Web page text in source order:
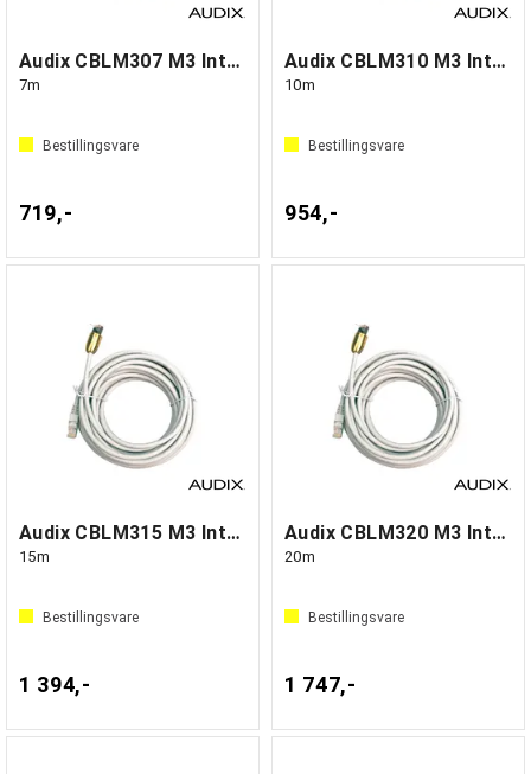
Audix CBLM307 M3 Interface cable, CAT 7
7m
Bestillingsvare
719,-
Audix CBLM310 M3 Interface cable, CAT 7
10m
Bestillingsvare
954,-
Audix CBLM315 M3 Interface cable, CAT 7
15m
Bestillingsvare
1 394,-
Audix CBLM320 M3 Interface cable, CAT 7
20m
Bestillingsvare
1 747,-